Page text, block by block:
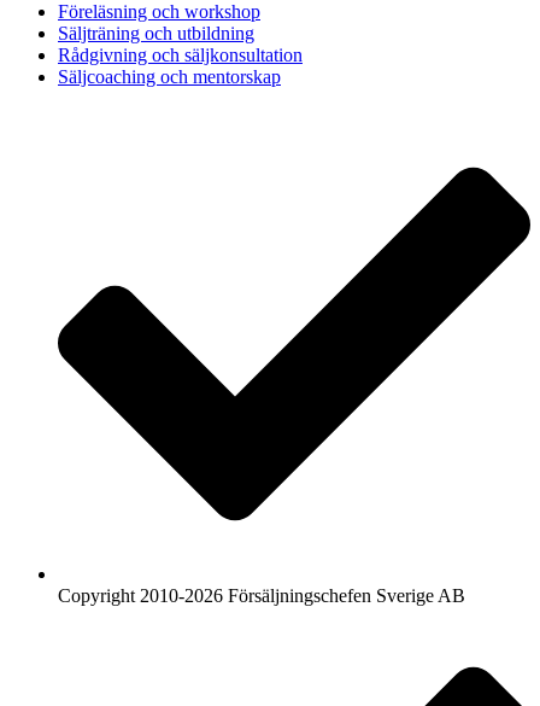
Föreläsning och workshop
Säljträning och utbildning
Rådgivning och säljkonsultation
Säljcoaching och mentorskap
Copyright 2010-2026 Försäljningschefen Sverige AB